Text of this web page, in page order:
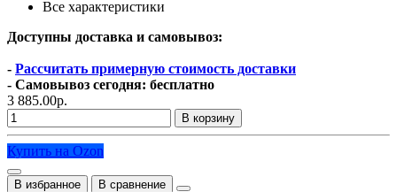
Все характеристики
Доступны доставка и самовывоз:
- Рассчитать примерную стоимость доставки
- Самовывоз сегодня: бесплатно
3 885.00р.
В корзину
Купить на Ozon
В избранное В сравнение